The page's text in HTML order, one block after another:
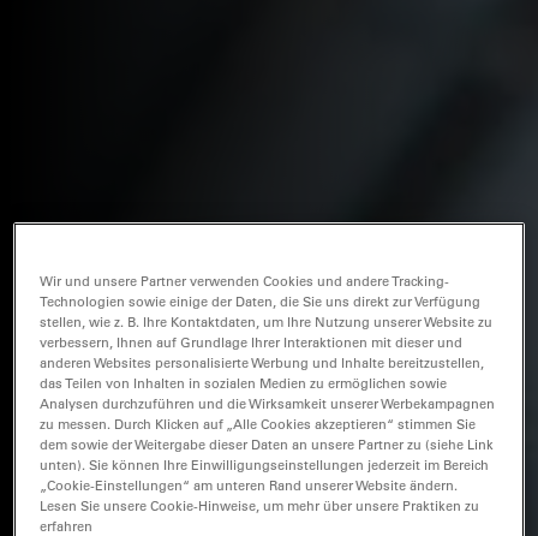
Wir und unsere Partner verwenden Cookies und andere Tracking-
Technologien sowie einige der Daten, die Sie uns direkt zur Verfügung
stellen, wie z. B. Ihre Kontaktdaten, um Ihre Nutzung unserer Website zu
verbessern, Ihnen auf Grundlage Ihrer Interaktionen mit dieser und
anderen Websites personalisierte Werbung und Inhalte bereitzustellen,
das Teilen von Inhalten in sozialen Medien zu ermöglichen sowie
Analysen durchzuführen und die Wirksamkeit unserer Werbekampagnen
zu messen. Durch Klicken auf „Alle Cookies akzeptieren“ stimmen Sie
dem sowie der Weitergabe dieser Daten an unsere Partner zu (siehe Link
unten). Sie können Ihre Einwilligungseinstellungen jederzeit im Bereich
„Cookie-Einstellungen“ am unteren Rand unserer Website ändern.
Lesen Sie unsere Cookie-Hinweise, um mehr über unsere Praktiken zu
erfahren